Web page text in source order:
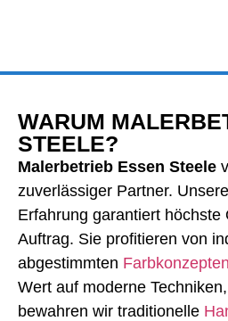
WARUM
STEELE?
Malerbetrieb Essen Steele
zuverlässiger Partner.
Erfahrung garantiert höchste
Auftrag. Sie profitieren von
abgestimmten Farbkonzepten
Wert auf moderne
bewahren wir traditionelle